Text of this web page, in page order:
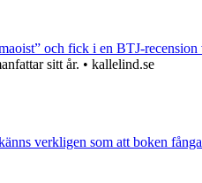
och fick i en BTJ-recension
sitt år. • kallelind.se
verkligen som att boken